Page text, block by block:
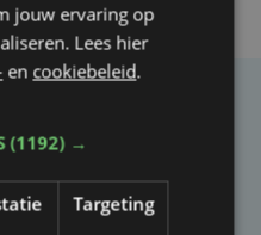
jouw ervaring op
Lees hier
en cookiebeleid.
(1192) →
Targeting